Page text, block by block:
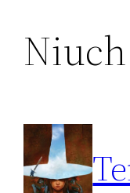
Przejdź
Niuch